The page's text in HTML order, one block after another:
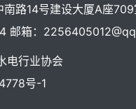
南路14号建设大厦A座
邮箱：
电行业协会
号-1